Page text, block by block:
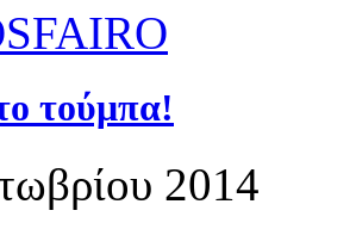
τούμπα!
2014